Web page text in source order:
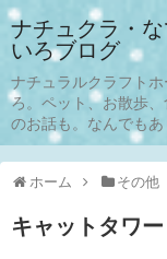
ナチュクラ・
いろブログ
ナチュラルクラフト
ろ。ペット、お散歩
のお話も。なんでもあ
ホーム その他
キャットタワー